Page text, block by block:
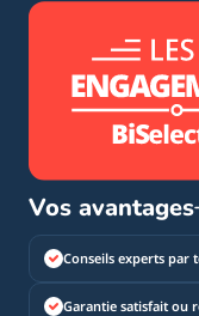
Vos avantages
Conseils experts par
Garantie satisfait ou